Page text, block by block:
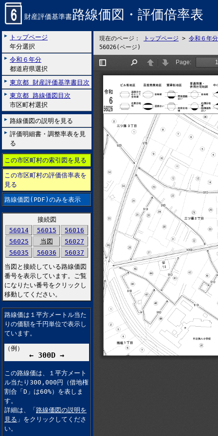
財産評価基準書路線価図・評価倍率表
トップページ
年分選択
令和６年分
都道府県選択
東京都 財産評価基準書目次
東京都 路線価図目次
市区町村選択
路線価図の説明を見る
評価明細書・調整率表を見
る
この市区町村の索引図を見る
この市区町村の評価倍率表を
見る
路線価図(PDF)のみを表示
接続図
56014
56015
56016
56025
当図
56027
56035
56036
56037
当図と接続している路線価図
番号を表示しています。ご覧
になりたい番号をクリックし
移動してください。
路線価は１平方メートル当た
りの価額を千円単位で表示し
ています。
（例）
← 300D →
この路線価は、１平方メート
ル当たり300,000円（借地権
割合「D」は60%）を表しま
す。
詳細は、「 路線価図の説明を
見る 」をクリックしてくださ
い。
現在のページ： トップページ > 令和６年分
56026(ページ)